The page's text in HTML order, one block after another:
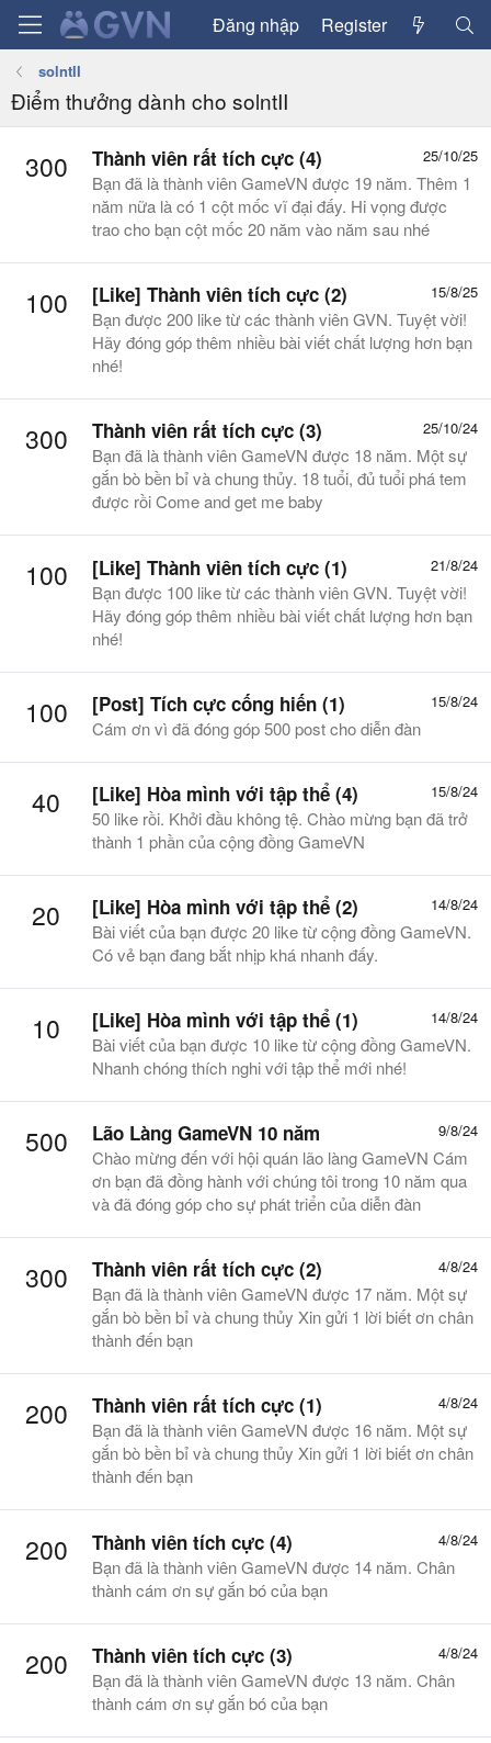
Đăng nhập Register
solntII
Điểm thưởng dành cho solntII
300 25/10/25
Thành viên rất tích cực (4)
Bạn đã là thành viên GameVN được 19 năm. Thêm 1
năm nữa là có 1 cột mốc vĩ đại đấy. Hi vọng được
trao cho bạn cột mốc 20 năm vào năm sau nhé
100 15/8/25
[Like] Thành viên tích cực (2)
Bạn được 200 like từ các thành viên GVN. Tuyệt vời!
Hãy đóng góp thêm nhiều bài viết chất lượng hơn bạn
nhé!
300 25/10/24
Thành viên rất tích cực (3)
Bạn đã là thành viên GameVN được 18 năm. Một sự
gắn bò bền bỉ và chung thủy. 18 tuổi, đủ tuổi phá tem
được rồi Come and get me baby
100 21/8/24
[Like] Thành viên tích cực (1)
Bạn được 100 like từ các thành viên GVN. Tuyệt vời!
Hãy đóng góp thêm nhiều bài viết chất lượng hơn bạn
nhé!
100 15/8/24
[Post] Tích cực cống hiến (1)
Cám ơn vì đã đóng góp 500 post cho diễn đàn
40 15/8/24
[Like] Hòa mình với tập thể (4)
50 like rồi. Khởi đầu không tệ. Chào mừng bạn đã trở
thành 1 phần của cộng đồng GameVN
20 14/8/24
[Like] Hòa mình với tập thể (2)
Bài viết của bạn được 20 like từ cộng đồng GameVN.
Có vẻ bạn đang bắt nhịp khá nhanh đấy.
10 14/8/24
[Like] Hòa mình với tập thể (1)
Bài viết của bạn được 10 like từ cộng đồng GameVN.
Nhanh chóng thích nghi với tập thể mới nhé!
500 9/8/24
Lão Làng GameVN 10 năm
Chào mừng đến với hội quán lão làng GameVN Cám
ơn bạn đã đồng hành với chúng tôi trong 10 năm qua
và đã đóng góp cho sự phát triển của diễn đàn
300 4/8/24
Thành viên rất tích cực (2)
Bạn đã là thành viên GameVN được 17 năm. Một sự
gắn bò bền bỉ và chung thủy Xin gửi 1 lời biết ơn chân
thành đến bạn
200 4/8/24
Thành viên rất tích cực (1)
Bạn đã là thành viên GameVN được 16 năm. Một sự
gắn bò bền bỉ và chung thủy Xin gửi 1 lời biết ơn chân
thành đến bạn
200 4/8/24
Thành viên tích cực (4)
Bạn đã là thành viên GameVN được 14 năm. Chân
thành cám ơn sự gắn bó của bạn
200 4/8/24
Thành viên tích cực (3)
Bạn đã là thành viên GameVN được 13 năm. Chân
thành cám ơn sự gắn bó của bạn